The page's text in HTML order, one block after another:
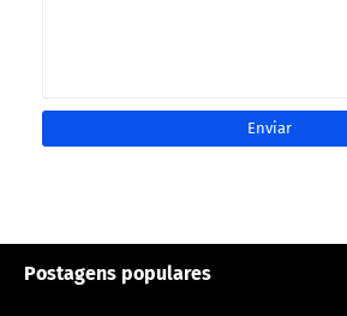
Postagens populares